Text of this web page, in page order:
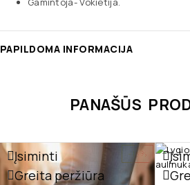
PAPILDOMA INFORMACIJA
PANAŠŪS
-16%
Įsiminti
Greita peržiūra